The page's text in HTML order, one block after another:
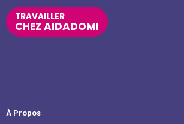
TRAVAILLER
CHEZ AIDADOMI
À Propos